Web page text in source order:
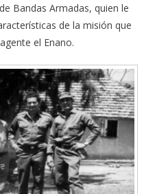
Bandas Armadas, quien le
de la misión que
el Enano.